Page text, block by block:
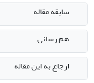
سابقه مقاله
هم رسانی
ارجاع به این مقاله